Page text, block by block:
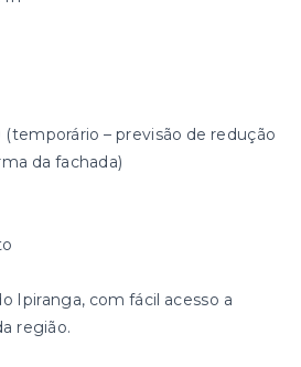
(temporário – previsão de redução
da fachada)
Ipiranga, com fácil acesso a
região.